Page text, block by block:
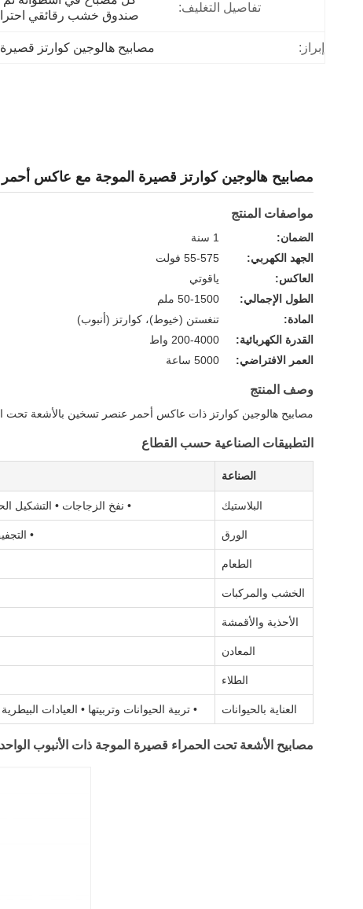
تفاصيل التغليف:
صندوق خشب رقائقي
إبراز: مصابيح هالوجين كوارتز
مصابيح هالوجين كوارتز قصيرة الموجة مع عاكس
مواصفات المنتج
الضمان:
1 سنة
الجهد الكهربي:
55-575 فولت
العاكس:
ياقوتي
الطول الإجمالي:
50-1500 ملم
المادة:
تنغستن (خيوط)، كوارتز (أنبوب)
القدرة الكهربائية:
200-4000 واط
العمر الافتراضي:
5000 ساعة
وصف المنتج
مصابيح هالوجين كوارتز ذات عاكس أحمر عنصر تسخين بالأشعة تحت
التطبيقات الصناعية حسب القطاع
الصناعة
البلاستيك • نفخ الزجاجات • التشكيل
الورق •
الطعام
الخشب والمركبات
الأحذية والأقمشة
المعادن
الطلاء
العناية بالحيوانات • تربية الحيوانات وتربيتها • العيادات
مصابيح الأشعة تحت الحمراء قصيرة الموجة ذات الأنبوب